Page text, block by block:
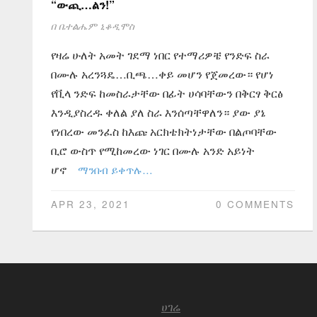
“ውጪ…ልን!”
በቤተልሔም ኒቆዲሞስ
የዛሬ ሁለት አመት ገደማ ነበር የተማሪዎቼ የንድፍ ስራ
በሙሉ አረንጓዴ…ቢጫ…ቀይ መሆን የጀመረው። የሆነ
የቪላ ንድፍ ከመስራታቸው በፊት ሀሳባቸውን በቅርፃ ቅርፅ
እንዲያስረዱ ቀለል ያለ ስራ እንሰጣቸዋለን። ያው ያኔ
የነበረው መንፈስ ከእጩ አርክቴክትነታቸው በልጦባቸው
ቢሮ ውስጥ የሚከመረው ነገር በሙሉ አንድ አይነት
ሆኖ
ማንበብ ይቀጥሉ…
APR 23, 2021 0 COMMENTS
ሀገሬ